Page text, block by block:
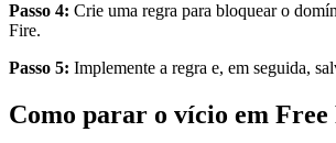
Passo 4: Crie uma regra para bloquear o
Fire.
Passo 5: Implemente a regra e, em seguida,
Como parar o vício em Free